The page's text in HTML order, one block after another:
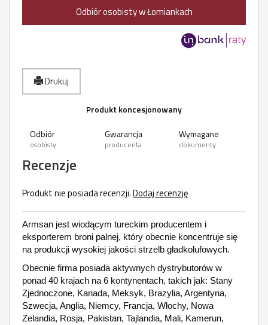
Odbiór osobisty w Łomiankach
Drukuj
Produkt koncesjonowany
Odbiór
osobisty
Gwarancja
producenta
Wymagane
dokumenty
Recenzje
Produkt nie posiada recenzji.Dodaj recenzję
Armsan jest wiodącym tureckim producentem i
eksporterem broni palnej, który obecnie koncentruje się
na produkcji wysokiej jakości strzelb gładkolufowych.
Obecnie firma posiada aktywnych dystrybutorów w
ponad 40 krajach na 6 kontynentach, takich jak: Stany
Zjednoczone, Kanada, Meksyk, Brazylia, Argentyna,
Szwecja, Anglia, Niemcy, Francja, Włochy, Nowa
Zelandia, Rosja, Pakistan, Tajlandia, Mali, Kamerun,